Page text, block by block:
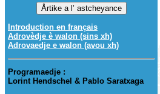
Introduction en français
Adrovèdje è walon (sins xh)
Adrovaedje e walon (avou xh)
Programaedje :
Lorint Hendschel & Pablo Saratxaga